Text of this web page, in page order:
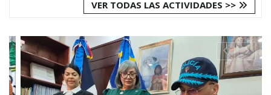
VER TODAS LAS ACTIVIDADES >>